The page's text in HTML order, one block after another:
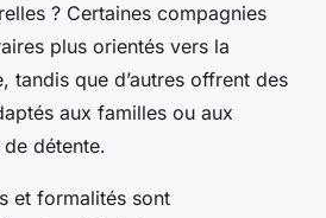
? Certaines compagnies
plus orientés vers la
tandis que d’autres offrent des
aux familles ou aux
détente.
et formalités sont